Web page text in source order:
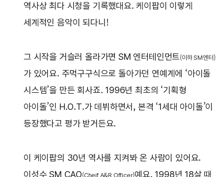
역사상 최다 시청을 기록했대요. 케이팝이 이렇게
세계적인 음악이 되다니!
그 시작을 거슬러 올라가면 SM 엔터테인먼트(이하 SM엔터)
가 있어요. 주먹구구식으로 돌아가던 연예계에 ‘아이돌
시스템’을 만든 회사죠. 1996년 최초의 ‘기획형
아이돌’인 H.O.T.가 데뷔하면서, 본격 ‘1세대 아이돌’이
등장했다고 평가 받거든요.
이 케이팝의 30년 역사를 지켜봐 온 사람이 있어요.
이성수 SM CAO(Cheif A&R Officer)예요. 1998년 18살 때